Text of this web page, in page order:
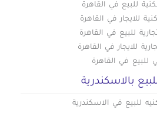
للبيع في القاهرة
للايجار في القاهرة
للبيع في القاهرة
للايجار في القاهرة
للبيع في القاهرة
بالاسكندرية
للبيع في الاسكندرية